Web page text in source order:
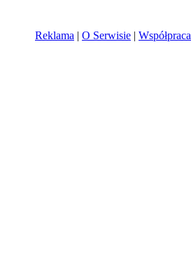
Reklama | O Serwisie | Współpraca